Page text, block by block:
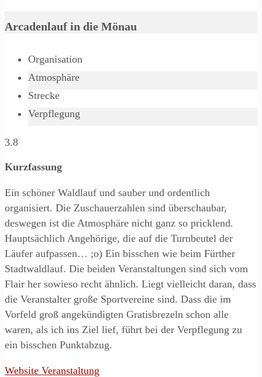
Arcadenlauf in die Mönau
Organisation
Atmosphäre
Strecke
Verpflegung
3.8
Kurzfassung
Ein schöner Waldlauf und sauber und ordentlich
organisiert. Die Zuschauerzahlen sind überschaubar,
deswegen ist die Atmosphäre nicht ganz so pricklend.
Hauptsächlich Angehörige, die auf die Turnbeutel der
Läufer aufpassen… ;o) Ein bisschen wie beim Fürther
Stadtwaldlauf. Die beiden Veranstaltungen sind sich vom
Flair her sowieso recht ähnlich. Liegt vielleicht daran, dass
die Veranstalter große Sportvereine sind. Dass die im
Vorfeld groß angekündigten Gratisbrezeln schon alle
waren, als ich ins Ziel lief, führt bei der Verpflegung zu
ein bisschen Punktabzug.
Website Veranstaltung